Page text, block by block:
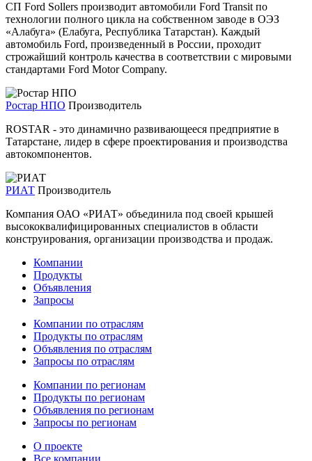
СП Ford Sollers производит автомобили Ford Transit по
технологии полного цикла на собственном заводе в ОЭЗ
«Алабуга» (Елабуга, Республика Татарстан). Каждый
автомобиль Ford, произведенный в России, проходит
строжайший контроль качества в соответствии с мировыми
стандартами Ford Motor Company.
Ростар НПО Производитель
ROSTAR - это динамично развивающееся предприятие в
Татарстане, лидер в сфере проектирования и производства
автокомпонентов.
РИАТ Производитель
Компания ОАО «РИАТ» объединила под своей крышей
высококвалифицированных специалистов в области
конструирования, организации производства и продаж.
Компании
Продукты
Объявления
Запросы
Компании по отраслям
Продукты по отраслям
Объявления по отраслям
Запросы по отраслям
Компании по регионам
Продукты по регионам
Объявления по регионам
Запросы по регионам
О проекте